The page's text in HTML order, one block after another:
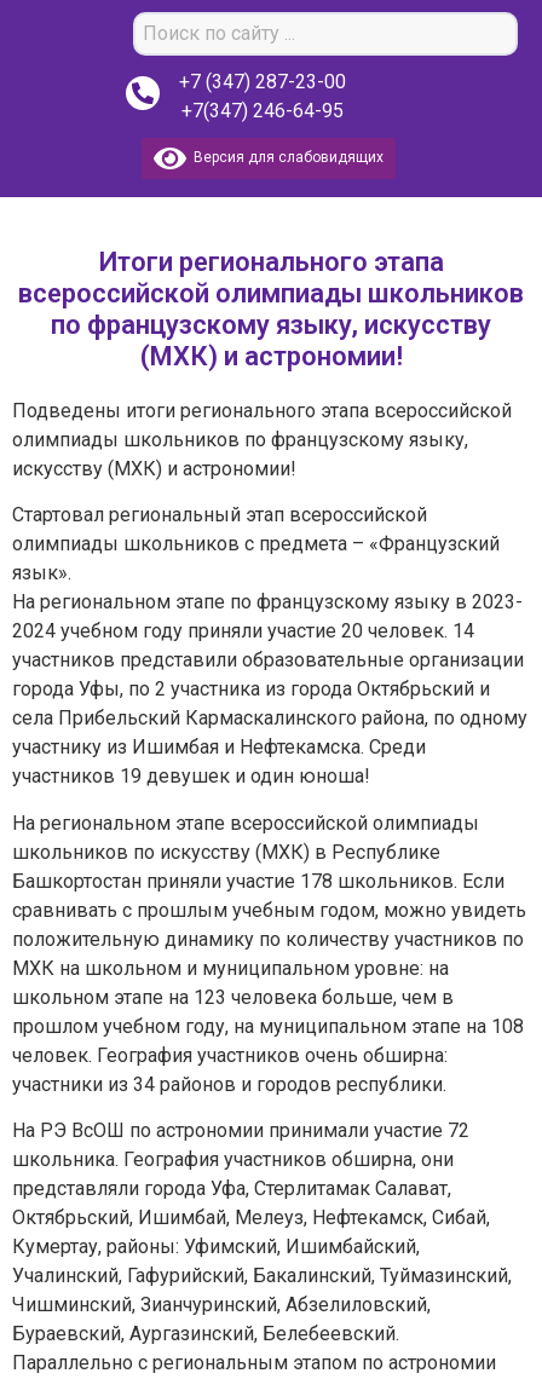
+7 (347) 287-23-00
+7(347) 246-64-95
Версия для слабовидящих
Итоги регионального этапа
всероссийской олимпиады школьников
по французскому языку, искусству
(МХК) и астрономии!
Подведены итоги регионального этапа всероссийской
олимпиады школьников по французскому языку,
искусству (МХК) и астрономии!
Стартовал региональный этап всероссийской
олимпиады школьников с предмета – «Французский
язык».
На региональном этапе по французскому языку в 2023-
2024 учебном году приняли участие 20 человек. 14
участников представили образовательные организации
города Уфы, по 2 участника из города Октябрьский и
села Прибельский Кармаскалинского района, по одному
участнику из Ишимбая и Нефтекамска. Среди
участников 19 девушек и один юноша!
На региональном этапе всероссийской олимпиады
школьников по искусству (МХК) в Республике
Башкортостан приняли участие 178 школьников. Если
сравнивать с прошлым учебным годом, можно увидеть
положительную динамику по количеству участников по
МХК на школьном и муниципальном уровне: на
школьном этапе на 123 человека больше, чем в
прошлом учебном году, на муниципальном этапе на 108
человек. География участников очень обширна:
участники из 34 районов и городов республики.
На РЭ ВсОШ по астрономии принимали участие 72
школьника. География участников обширна, они
представляли города Уфа, Стерлитамак Салават,
Октябрьский, Ишимбай, Мелеуз, Нефтекамск, Сибай,
Кумертау, районы: Уфимский, Ишимбайский,
Учалинский, Гафурийский, Бакалинский, Туймазинский,
Чишминский, Зианчуринский, Абзелиловский,
Бураевский, Аургазинский, Белебеевский.
Параллельно с региональным этапом по астрономии
Задайте нам вопрос
Для заполнения данной формы включите
JavaScript в браузере.
Эл. почта*
Тема вопроса: